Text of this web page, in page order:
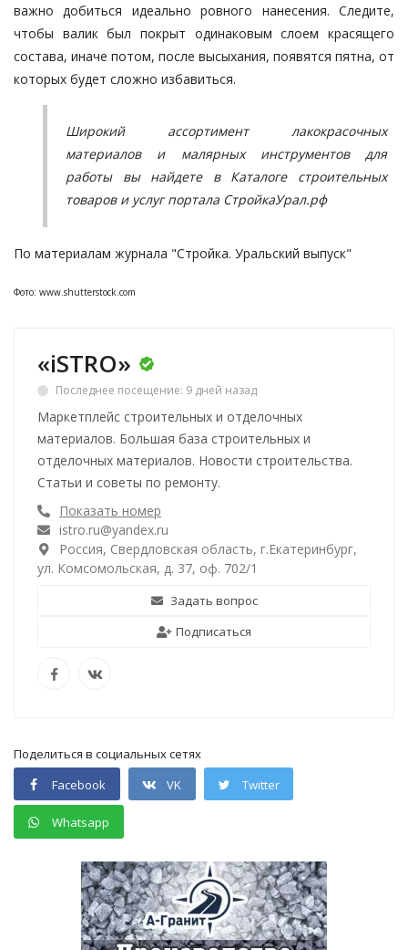
важно добиться идеально ровного нанесения. Следите,
чтобы валик был покрыт одинаковым слоем красящего
состава, иначе потом, после высыхания, появятся пятна, от
которых будет сложно избавиться.
Широкий ассортимент лакокрасочных
материалови малярных инструментов для
работы вы найдете в Каталоге строительных
товаров и услуг портала СтройкаУрал.рф
По материалам журнала "Стройка. Уральский выпуск"
Фото: www.shutterstock.com
«iSTRO»
Последнее посещение: 9 дней назад
Маркетплейс строительных и отделочных
материалов. Большая база строительных и
отделочных материалов. Новости строительства.
Статьи и советы по ремонту.
Показать номер
istro.ru@yandex.ru
Россия, Свердловская область, г.Екатеринбург,
ул. Комсомольская, д. 37, оф. 702/1
Задать вопрос
Подписаться
Поделиться в социальных сетях
Facebook
VK Twitter
Whatsapp